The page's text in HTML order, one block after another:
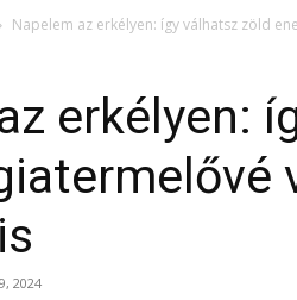
Napelem az erkélyen: így válhatsz zöld
erkélyen:
2024